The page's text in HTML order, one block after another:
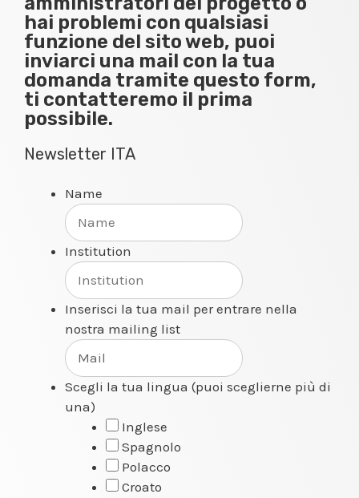
hai problemi con qualsiasi
funzione del sito web, puoi
inviarci una mail con la tua
domanda tramite questo form,
ti contatteremo il prima
possibile.
Newsletter ITA
Name
Institution
Inserisci la tua mail per entrare nella
nostra mailing list
Scegli la tua lingua (puoi sceglierne più di
una)
Inglese
Spagnolo
Polacco
Croato